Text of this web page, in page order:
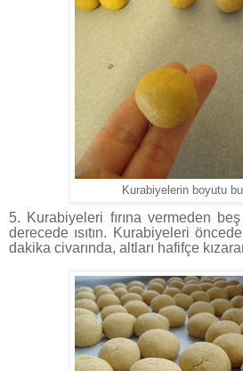
Kurabiyelerin boyutu
5. Kurabiyeleri fırına vermeden
derecede ısıtın. Kurabiyeleri
dakika civarında, altları hafifçe